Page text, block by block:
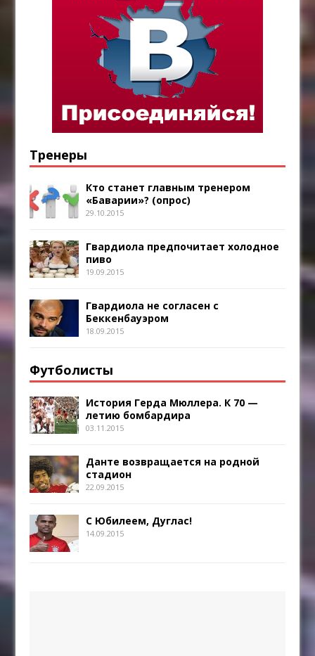
Тренеры
Кто станет главным тренером
«Баварии»? (опрос)
29.10.2015
Гвардиола предпочитает холодное
пиво
19.09.2015
Гвардиола не согласен с
Беккенбауэром
18.09.2015
Футболисты
История Герда Мюллера. К 70 —
летию бомбардира
03.11.2015
Данте возвращается на родной
стадион
22.09.2015
С Юбилеем, Дуглас!
14.09.2015